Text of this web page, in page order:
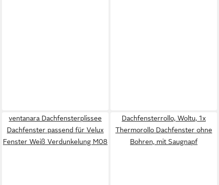
ventanara Dachfensterplissee
Dachfenster passend für Velux
Fenster Weiß Verdunkelung M08
Dachfensterrollo, Woltu, 1x
Thermorollo Dachfenster ohne
Bohren, mit Saugnapf